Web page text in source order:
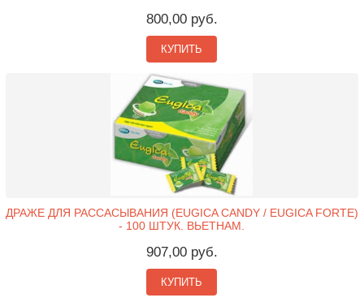
800,00 руб.
КУПИТЬ
ДРАЖЕ ДЛЯ РАССАСЫВАНИЯ (EUGICA CANDY / EUGICA FORTE)
- 100 ШТУК. ВЬЕТНАМ.
907,00 руб.
КУПИТЬ